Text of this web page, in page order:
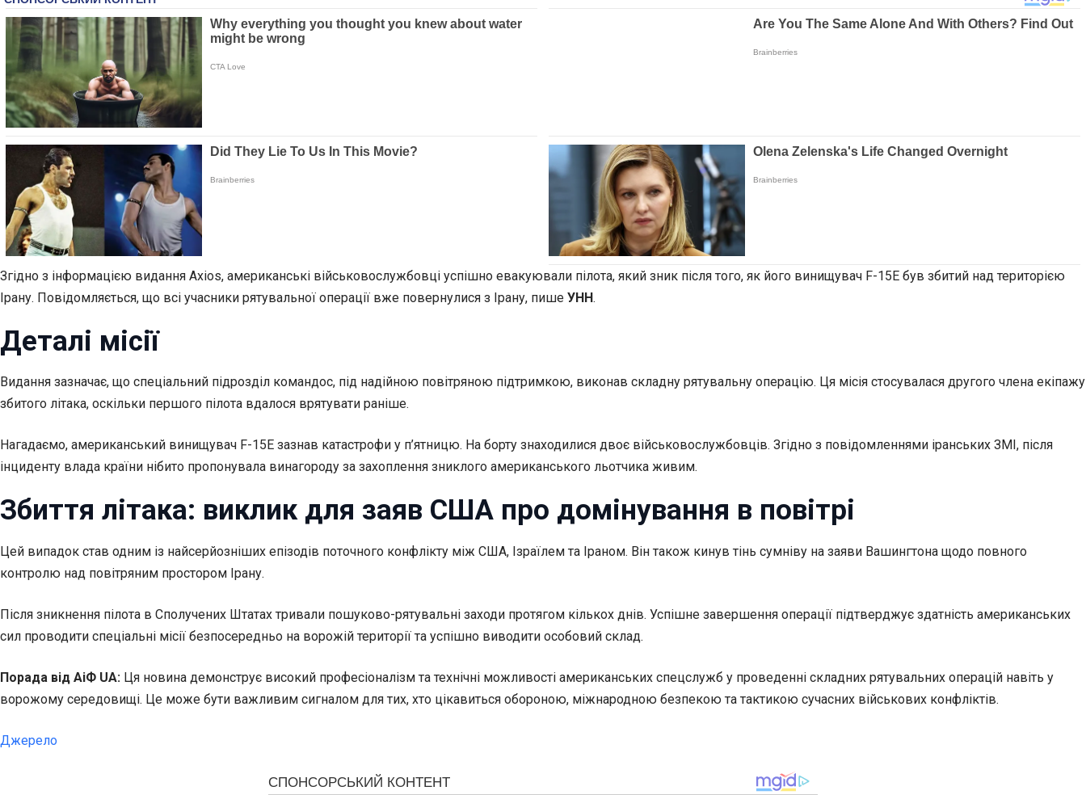
Згідно з інформацією видання Axios, американські військовослужбовці успішно евакуювали пілота, який зник після того, як його винищувач F-15E був збитий над територією
Ірану. Повідомляється, що всі учасники рятувальної операції вже повернулися з Ірану, пише УНН.
Деталі місії
Видання зазначає, що спеціальний підрозділ командос, під надійною повітряною підтримкою, виконав складну рятувальну операцію. Ця місія стосувалася другого члена екіпажу
збитого літака, оскільки першого пілота вдалося врятувати раніше.
Нагадаємо, американський винищувач F-15E зазнав катастрофи у п’ятницю. На борту знаходилися двоє військовослужбовців. Згідно з повідомленнями іранських ЗМІ, після
інциденту влада країни нібито пропонувала винагороду за захоплення зниклого американського льотчика живим.
Збиття літака: виклик для заяв США про домінування в повітрі
Цей випадок став одним із найсерйозніших епізодів поточного конфлікту між США, Ізраїлем та Іраном. Він також кинув тінь сумніву на заяви Вашингтона щодо повного
контролю над повітряним простором Ірану.
Після зникнення пілота в Сполучених Штатах тривали пошуково-рятувальні заходи протягом кількох днів. Успішне завершення операції підтверджує здатність американських
сил проводити спеціальні місії безпосередньо на ворожій території та успішно виводити особовий склад.
Порада від АіФ UA: Ця новина демонструє високий професіоналізм та технічні можливості американських спецслужб у проведенні складних рятувальних операцій навіть у
ворожому середовищі. Це може бути важливим сигналом для тих, хто цікавиться обороною, міжнародною безпекою та тактикою сучасних військових конфліктів.
Джерело